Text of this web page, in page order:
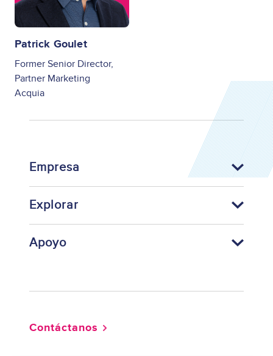
Patrick Goulet
Former Senior Director,
Partner Marketing
Acquia
Empresa
Explorar
Apoyo
Contáctanos